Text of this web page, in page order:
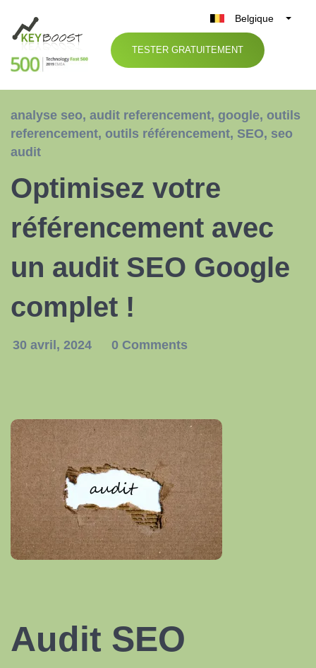
Belgique
België
Nederland
UK
TESTER GRATUITEMENT
analyse seo, audit referencement, google, outils
referencement, outils référencement, SEO, seo
audit
Optimisez votre
référencement avec
un audit SEO Google
complet !
30 avril, 2024 0 Comments
Audit SEO